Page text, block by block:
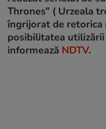
Thrones” ( Urzeala
îngrijorat de retorica
posibilitatea
informează NDTV.